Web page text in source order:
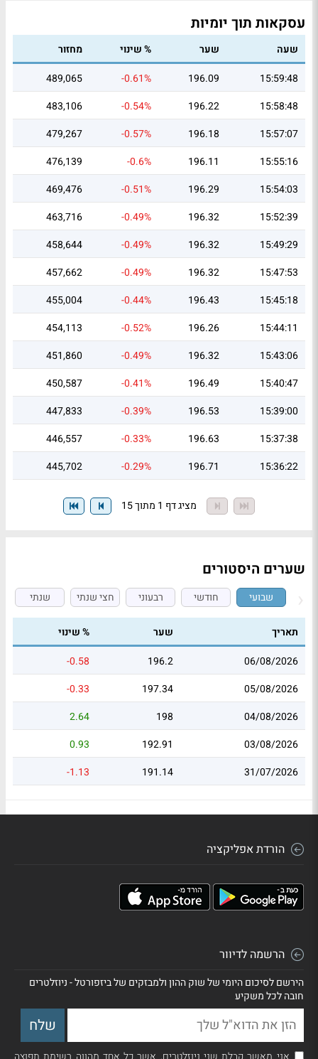
עסקאות תוך יומיות
שעה שער % שינוי
מחזור
15:59:48
196.09
-0.61%
489,065
15:58:48
196.22
-0.54%
483,106
15:57:07
196.18
-0.57%
479,267
15:55:16
196.11
-0.6%
476,139
15:54:03
196.29
-0.51%
469,476
15:52:39
196.32
-0.49%
463,716
15:49:29
196.32
-0.49%
458,644
15:47:53
196.32
-0.49%
457,662
15:45:18
196.43
-0.44%
455,004
15:44:11
196.26
-0.52%
454,113
15:43:06
196.32
-0.49%
451,860
15:40:47
196.49
-0.41%
450,587
15:39:00
196.53
-0.39%
447,833
15:37:38
196.63
-0.33%
446,557
15:36:22
196.71
-0.29%
445,702
מציג דף 1 מתוך 15
שערים היסטורים
שבועי חודשי רבעוני חצי שנתי שנתי
תאריך שער
% שינוי
06/08/2026
196.2
-0.58
05/08/2026
197.34
-0.33
04/08/2026
198
2.64
03/08/2026
192.91
0.93
31/07/2026
191.14
-1.13
הורדת אפליקציה
הרשמה לדיוור
הירשם לסיכום היומי של שוק ההון ולמבזקים של ביזפורטל - ניוזלטרים
חובה לכל משקיע